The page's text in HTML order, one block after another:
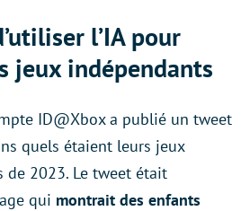
l’IA pour
jeux indépendants
ID@Xbox a publié un tweet
quels étaient leurs jeux
de 2023. Le tweet était
qui montrait des enfants